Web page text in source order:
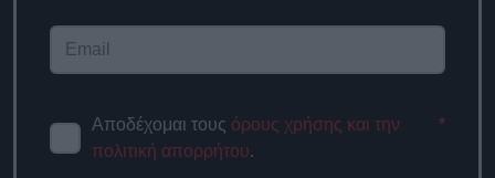
Αποδέχομαι τους όρους χρήσης και την
πολιτική απορρήτου.
*